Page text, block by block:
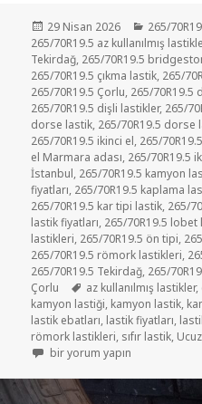
Yayın
tarihi
29 Nisan 2026 265/
265/70R19.5 az kullanılmış
Tekirdağ, 265/70R19.5
265/70R19.5 çıkma lastik, 265/
265/70R19.5 Çorlu, 265/70R19.5
265/70R19.5 dişli lastikler, 265/
dorse lastik, 265/70R19.5 dorse
265/70R19.5 ikinci el, 265/
el Marmara adası, 265/70R19.5
İstanbul, 265/70R19.5 kamyon
fiyatları, 265/70R19.5 kaplama
265/70R19.5 kar tipi lastik, 265/
lastik fiyatları, 265/70R19.5 lobet
lastikleri, 265/70R19.5 ön tipi,
265/70R19.5 römork lastikleri,
265/70R19.5 Tekirdağ, 265/
Çorlu
Etiketler
az kullanılmış lastikler,
kamyon lastiği, kamyon lastik,
lastik ebatları, lastik fiyatları,
römork lastikleri, sıfır lastik,
265/70R19.5 İKİNCİ EL ÇIKMA
bir yorum yapın